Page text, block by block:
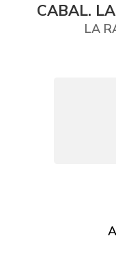
CABAL.
LA